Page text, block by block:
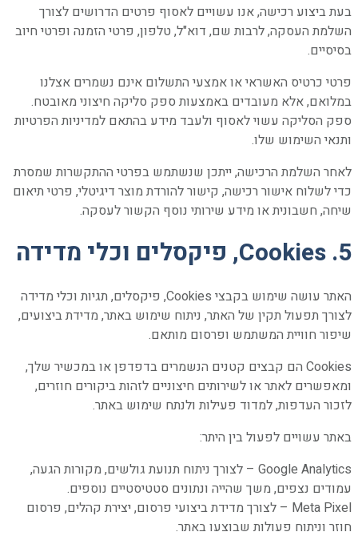
בעת ביצוע רכישה, אנו עשויים לאסוף פרטים הדרושים לצורך
השלמת העסקה, לרבות שם, דוא"ל, טלפון, פרטי הזמנה ופרטי חיוב
בסיסיים.
פרטי כרטיס האשראי או אמצעי התשלום אינם נשמרים אצלנו
במלואם, אלא מעובדים באמצעות ספק סליקה חיצוני מאובטח.
ספק הסליקה עשוי לאסוף ולעבד מידע בהתאם למדיניות הפרטיות
ותנאי השימוש שלו.
לאחר השלמת הרכישה, ייתכן שנשתמש בפרטי ההתקשרות שמסרת
כדי לשלוח אישור רכישה, קישור להורדת מוצר דיגיטלי, פרטי תיאום
שיחה, חשבונית או מידע שירותי נוסף הקשור לעסקה.
5. Cookies, פיקסלים וכלי מדידה
האתר עושה שימוש בקבצי Cookies, פיקסלים, תגיות וכלי מדידה
לצורך תפעול תקין של האתר, ניתוח שימוש באתר, מדידת ביצועים,
שיפור חוויית המשתמש ופרסום מותאם.
Cookies הם קבצים קטנים הנשמרים בדפדפן או במכשיר שלך,
ומאפשרים לאתר או לשירותים חיצוניים לזהות ביקורים חוזרים,
לזכור העדפות, למדוד פעילות ולנתח שימוש באתר.
באתר עשויים לפעול בין היתר:
Google Analytics – לצורך ניתוח תנועת גולשים, מקורות הגעה,
עמודים נצפים, משך שהייה ונתונים סטטיסטיים נוספים.
Meta Pixel – לצורך מדידת ביצועי פרסום, יצירת קהלים, פרסום
חוזר וניתוח פעולות שבוצעו באתר.